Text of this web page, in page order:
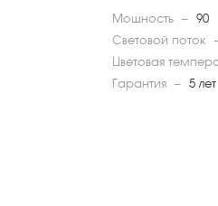
Мощность —
90
Световой поток
Цветовая
Гарантия
— 5 лет